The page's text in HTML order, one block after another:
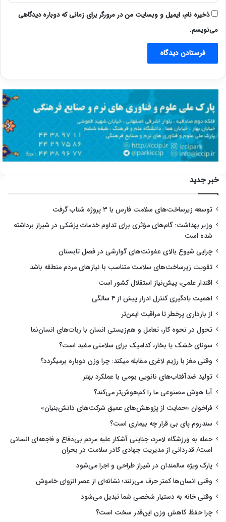
ذخیره نام، ایمیل و وبسایت من در مرورگر برای زمانی که دوباره دیدگاهی
می‌نویسم.
خبر جدید
توسعه زیرساخت‌های سلامت فارس با ۳ پروژه شتاب گرفت
وزیر بهداشت: گام‌های مؤثری برای تداوم خدمات پزشکی در شیراز برداشته
شده است
چرایی شیوع بالای عفونت‌های گوارشی در فصل تابستان
تقویت زیرساخت‌های سلامت متناسب با نیازهای مردم منطقه باشد
اقتدار علمی، پیش‌نیاز استقلال کشور است
اهمیت یادگیری کنترل ادرار پیش از ۴ سالگی
از بارداری پرخطر تا مراقبت ایمن‌تر
تحول در نحوه کار، تعامل و هم‌زیستی انسان با ربات‌های انسان‌نما
سونای خشک یا بخار، کدامیک برای سلامتی مفید است؟
وقتی مغز با رژیم لاغری مقابله میکند: چرا وزن دوباره برمیگردد؟
تولید ضدآفتاب‌های نانویی بومی با عملکرد بهتر
آیا هوش مصنوعی ما را کم‌هوش‌تر می‌کند؟
فراخوان «حمایت از پژوهش‌های عمیق شرکت‌های دانش‌بنیان»
سندروم پای بی قرار چه بیماری است؟
حمله به ورزشگاه لامرد، جنایتی آشکار علیه مردم بی‌دفاع و فاجعه‌ای انسانی
است/ قدردانی از مدیریت جهادی کادر سلامت در بحران
پارک ویژه سالمندان در شیراز طراحی و اجرا می‌شود
وقتی انسان‌ها کمتر حرف می‌زنند؛ نشانه‌ای از عصر انزوای خاموش
وقتی خانه به دستیار شخصی شما تبدیل می‌شود
چرا حفظ کاهش وزن این‌قدر سخت است؟